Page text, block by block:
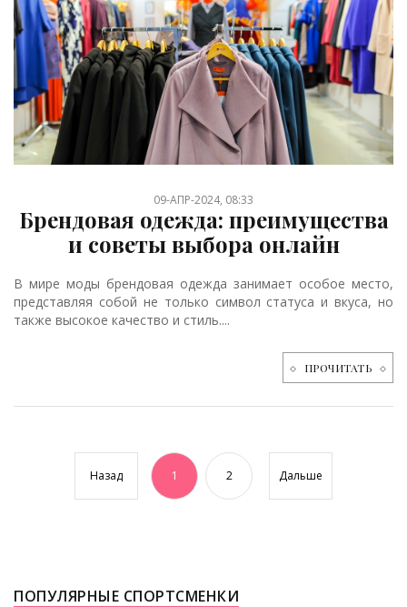
09-АПР-2024, 08:33
Брендовая одежда: преимущества
и советы выбора онлайн
В мире моды брендовая одежда занимает особое место,
представляя собой не только символ статуса и вкуса, но
также высокое качество и стиль....
ПРОЧИТАТЬ
Назад 1 2 Дальше
ПОПУЛЯРНЫЕ СПОРТСМЕНКИ